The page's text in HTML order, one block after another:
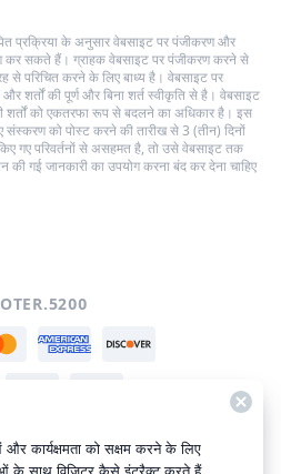
प्रक्रिया के अनुसार वेबसाइट पर पंजीकरण और
कर सकते हैं। ग्राहक वेबसाइट पर पंजीकरण करने से
से परिचित करने के लिए बाध्य है। वेबसाइट पर
और शर्तों की पूर्ण और बिना शर्त स्वीकृति से है। वेबसाइट
को एकतरफा रूप से बदलने का अधिकार है। इस
को पोस्ट करने की तारीख से 3 (तीन) दिनों
गए परिवर्तनों से असहमत है, तो उसे वेबसाइट तक
की गई जानकारी का उपयोग करना बंद कर देना चाहिए
कार्यक्षमता को सक्षम करने के लिए